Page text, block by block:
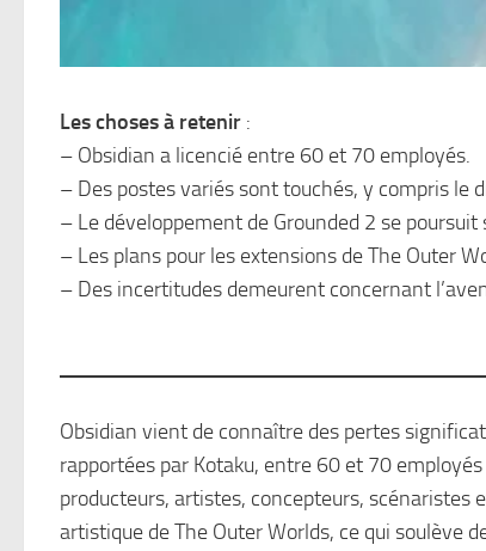
Les choses à retenir :
– Obsidian a licencié entre 60 et 70 employés.
– Des postes variés sont touchés, y compris le
– Le développement de Grounded 2 se poursuit
– Les plans pour les extensions de The Outer
– Des incertitudes demeurent concernant
Obsidian vient de connaître des pertes
rapportées par Kotaku, entre 60 et 70
producteurs, artistes, concepteurs,
artistique de The Outer Worlds, ce qui soulève